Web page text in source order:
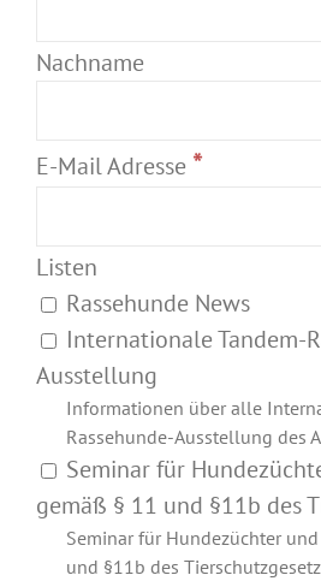
Nachname
E-Mail Adresse *
Listen
Rassehunde News
Internationale Tandem-
Ausstellung
Informationen über alle
Rassehunde-Ausstellung des
Seminar für
gemäß § 11 und §11b des
Seminar für Hundezüchter
und §11b des